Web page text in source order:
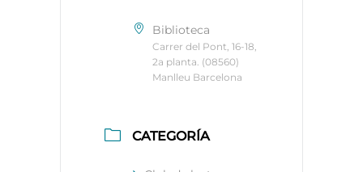
Biblioteca
Carrer del Pont, 16-18,
2a planta. (08560)
Manlleu Barcelona
CATEGORÍA